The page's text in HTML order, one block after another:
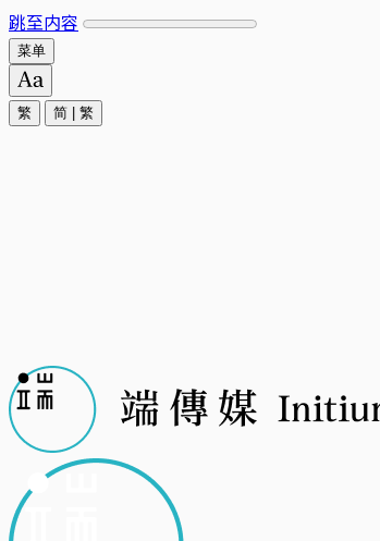
跳至内容
菜单
繁 简 繁